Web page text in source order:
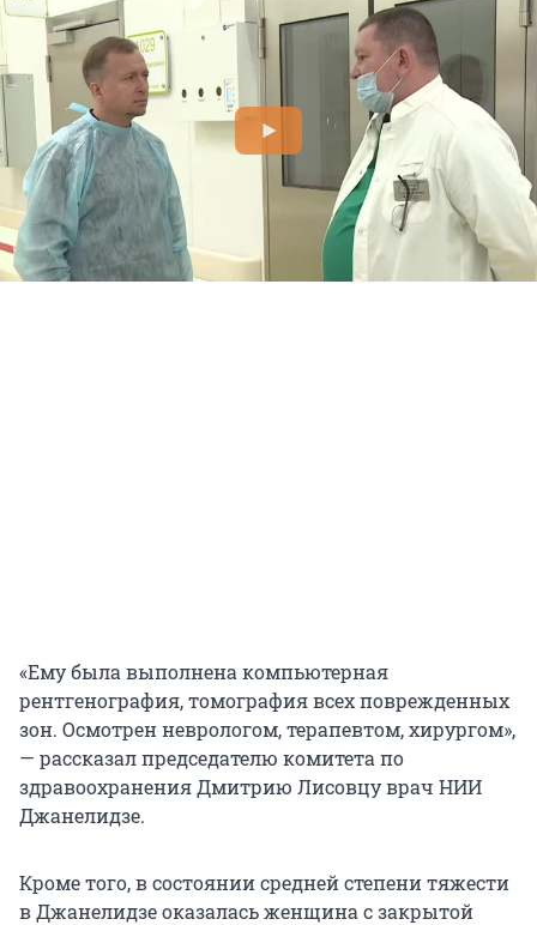
«Ему была выполнена компьютерная
рентгенография, томография всех поврежденных
зон. Осмотрен неврологом, терапевтом, хирургом»,
— рассказал председателю комитета по
здравоохранения Дмитрию Лисовцу врач НИИ
Джанелидзе.
Кроме того, в состоянии средней степени тяжести
в Джанелидзе оказалась женщина с закрытой